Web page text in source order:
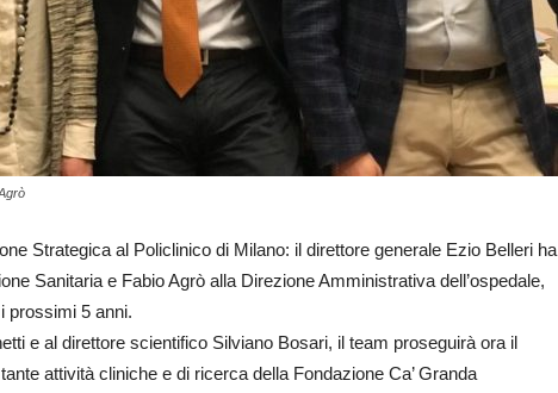
Strategica al Policlinico di Milano: il direttore generale Ezio Belleri ha
Sanitaria e Fabio Agrò alla Direzione Amministrativa dell’ospedale,
prossimi 5 anni.
e al direttore scientifico Silviano Bosari, il team proseguirà ora il
attività cliniche e di ricerca della Fondazione Ca’ Granda